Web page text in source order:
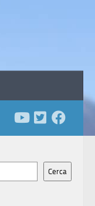
Cerca